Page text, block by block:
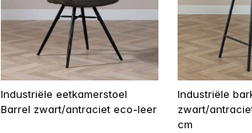
Industriële eetkamerstoel
Barrel zwart/antraciet eco-leer
Industriële
zwart/
cm